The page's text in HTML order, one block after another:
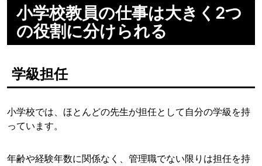
小学校教員の仕事は大きく2つ
の役割に分けられる
学級担任
小学校では、ほとんどの先生が担任として自分の学級を持
っています。
年齢や経験年数に関係なく、管理職でない限りは担任を持